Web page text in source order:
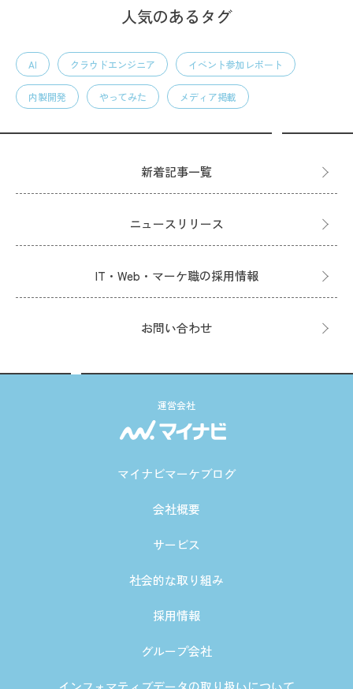
人気のあるタグ
AI クラウドエンジニア イベント参加レポート
内製開発 やってみた メディア掲載
新着記事一覧
ニュースリリース
IT・Web・マーケ職の採用情報
お問い合わせ
運営会社
マイナビマーケブログ
会社概要
サービス
社会的な取り組み
採用情報
グループ会社